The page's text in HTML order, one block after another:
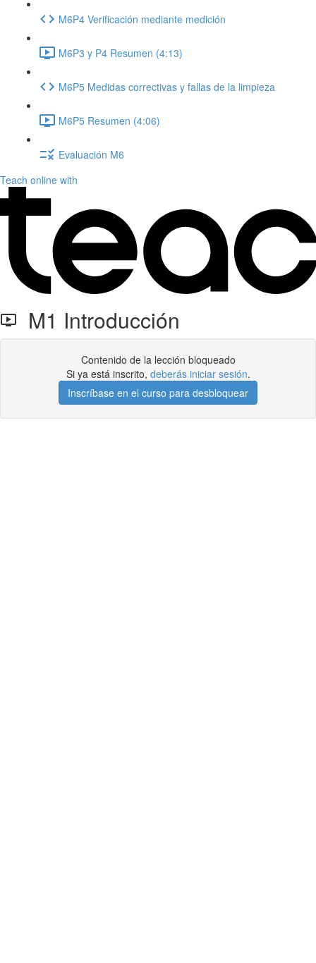
M6P4 Verificación mediante medición
M6P3 y P4 Resumen (4:13)
M6P5 Medidas correctivas y fallas de la limpieza
M6P5 Resumen (4:06)
Evaluación M6
Teach online with
M1 Introducción
Contenido de la lección bloqueado
Si ya está inscrito, deberás iniciar sesión.
Inscríbase en el curso para desbloquear